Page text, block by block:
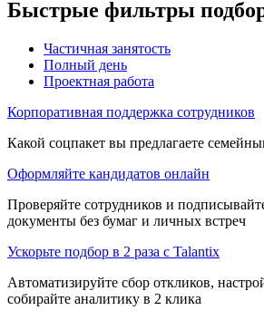
Быстрые фильтры
Частичная занятость
Полный день
Проектная работа
Корпоративная поддержка сотрудников
Какой соцпакет вы предлагаете
Оформляйте кандидатов онлайн
Проверяйте сотрудников и
документы без бумаг и личных встреч
Ускорьте подбор в 2 раза с Talantix
Автоматизируйте сбор откликов,
собирайте аналитику в 2 клика